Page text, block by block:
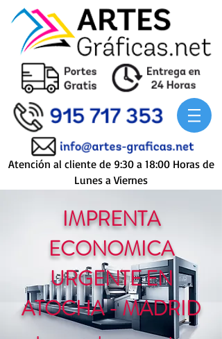
Atención al cliente de 9:30 a 18:00 Horas de
Lunes a Viernes
IMPRENTA
ECONOMICA
URGENTE EN
ATOCHA - MADRID